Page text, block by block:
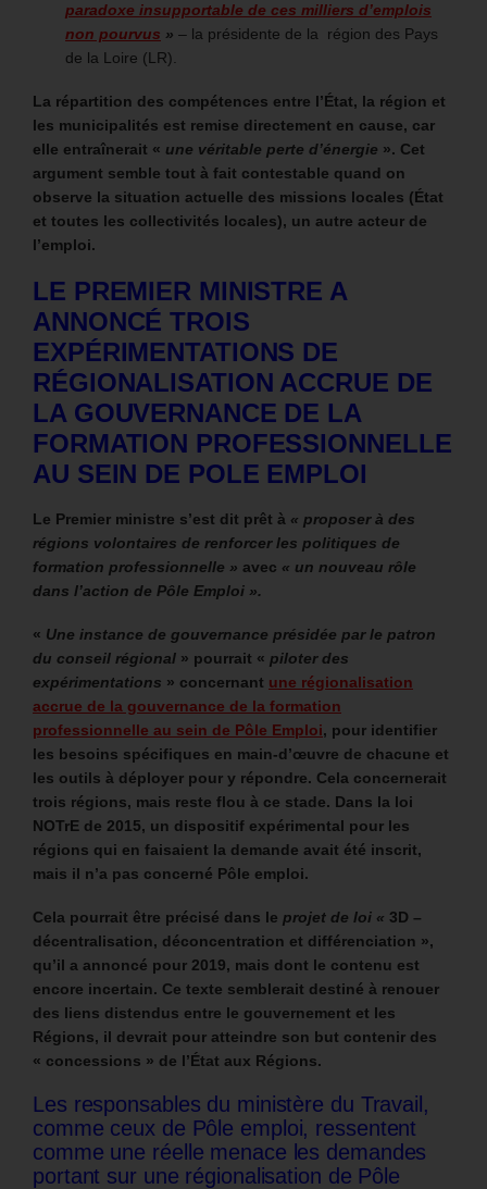
paradoxe insupportable de ces milliers d’emplois
non pourvus » – la présidente de la région des Pays
de la Loire (LR).
La répartition des compétences entre l’État, la région et
les municipalités est remise directement en cause, car
elle entraînerait « une véritable perte d’énergie ». Cet
argument semble tout à fait contestable quand on
observe la situation actuelle des missions locales (État
et toutes les collectivités locales), un autre acteur de
l’emploi.
LE PREMIER MINISTRE A
ANNONCÉ TROIS
EXPÉRIMENTATIONS DE
RÉGIONALISATION ACCRUE DE
LA GOUVERNANCE DE LA
FORMATION PROFESSIONNELLE
AU SEIN DE POLE EMPLOI
Le Premier ministre s’est dit prêt à « proposer à des
régions volontaires de renforcer les politiques de
formation professionnelle » avec « un nouveau rôle
dans l’action de Pôle Emploi ».
« Une instance de gouvernance présidée par le patron
du conseil régional » pourrait « piloter des
expérimentations » concernant une régionalisation
accrue de la gouvernance de la formation
professionnelle au sein de Pôle Emploi, pour identifier
les besoins spécifiques en main-d’œuvre de chacune et
les outils à déployer pour y répondre. Cela concernerait
trois régions, mais reste flou à ce stade. Dans la loi
NOTrE de 2015, un dispositif expérimental pour les
régions qui en faisaient la demande avait été inscrit,
mais il n’a pas concerné Pôle emploi.
Cela pourrait être précisé dans le projet de loi « 3D –
décentralisation, déconcentration et différenciation »,
qu’il a annoncé pour 2019, mais dont le contenu est
encore incertain. Ce texte semblerait destiné à renouer
des liens distendus entre le gouvernement et les
Régions, il devrait pour atteindre son but contenir des
« concessions » de l’État aux Régions.
Les responsables du ministère du Travail,
comme ceux de Pôle emploi, ressentent
comme une réelle menace les demandes
portant sur une régionalisation de Pôle